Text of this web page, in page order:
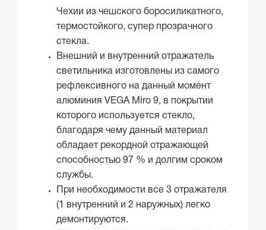
Чехии из чешского боросиликатного,
термостойкого, супер прозрачного
стекла.
Внешний и внутренний отражатель
светильника изготовлены из самого
рефлексивного на данный момент
алюминия VEGA Miro 9, в покрытии
которого используется стекло,
благодаря чему данный материал
обладает рекордной отражающей
способностью 97 % и долгим сроком
службы.
При необходимости все 3 отражателя
(1 внутренний и 2 наружных) легко
демонтируются.